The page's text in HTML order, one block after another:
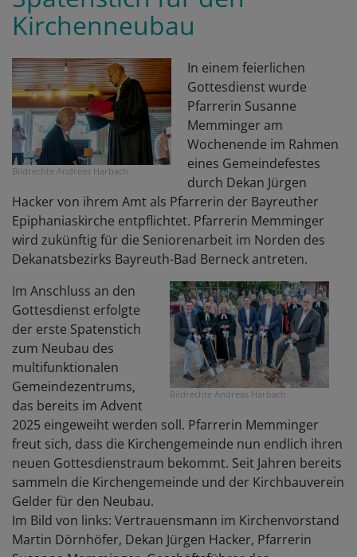
Kirchenneubau
Bildrechte Andreas Harbach
In einem feierlichen
Gottesdienst wurde
Pfarrerin Susanne
Memminger am
Wochenende im Rahmen
eines Gemeindefestes
durch Dekan Jürgen
Hacker von ihrem Amt als Pfarrerin der Bayreuther
Epiphaniaskirche entpflichtet. Pfarrerin Memminger
wird zukünftig für die Seniorenarbeit im Norden des
Dekanatsbezirks Bayreuth-Bad Berneck antreten.
Bildrechte Andreas Harbach
Im Anschluss an den
Gottesdienst erfolgte
der erste Spatenstich
zum Neubau des
multifunktionalen
Gemeindezentrums,
das bereits im Advent
2025 eingeweiht werden soll. Pfarrerin Memminger
freut sich, dass die Kirchengemeinde nun endlich ihren
neuen Gottesdienstraum bekommt. Seit Jahren bereits
sammeln die Kirchengemeinde und der Kirchbauverein
Gelder für den Neubau.
Im Bild von links: Vertrauensmann im Kirchenvorstand
Martin Dörnhöfer, Dekan Jürgen Hacker, Pfarrerin